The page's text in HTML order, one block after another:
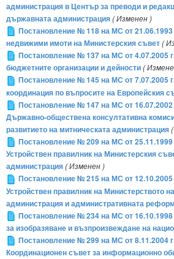
администрация в Център за преводи и
държавната администрация( Изменен )
Постановление № 118 на МС от 21.06.1993
недвижими имоти на Министерския съвет(
Постановление № 137 на МС от 4.07.2005
бюджетните организации и дейности(
Постановление № 145 на МС от 7.07.2005
координация по въпросите на Европейския
Постановление № 147 на МС от 16.07.2002
Държавно-обществена консултативна
развитието на митническата администрация
Постановление № 209 на МС от 25.11.1999
Устройствен правилник на Министерския
администрация( Изменен )
Постановление № 215 на МС от 12.10.2005
Устройствен правилник на Министерството
администрация и административната
Постановление № 234 на МС от 16.10.1998
за изобразяване и възпроизвеждане на
Постановление № 299 на МС от 8.11.2004
Координационен съвет за информационно